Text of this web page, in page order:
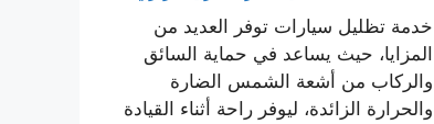
خدمة تظليل سيارات توفر العديد من
المزايا، حيث يساعد في حماية السائق
والركاب من أشعة الشمس الضارة
والحرارة الزائدة، ليوفر راحة أثناء القيادة